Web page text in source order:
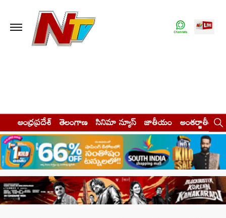
ఆంధ్రప్రదేశ్ తెలంగాణ సినిమా న్యూస్ జాతీయం అంతర్జాతీయం